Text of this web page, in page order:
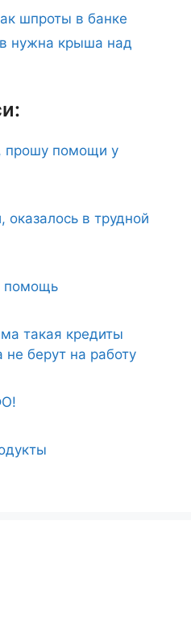
шпроты в банке
нужна крыша над
прошу помощи у
в трудной
помощь
такая кредиты
берут на работу